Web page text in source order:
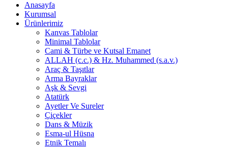
Anasayfa
Kurumsal
Ürünlerimiz
Kanvas Tablolar
Minimal Tablolar
Cami & Türbe ve Kutsal Emanet
ALLAH (c.c.) & Hz. Muhammed (s.a.v.)
Araç & Taşıtlar
Arma Bayraklar
Aşk & Sevgi
Atatürk
Ayetler Ve Sureler
Çiçekler
Dans & Müzik
Esma-ul Hüsna
Etnik Temalı